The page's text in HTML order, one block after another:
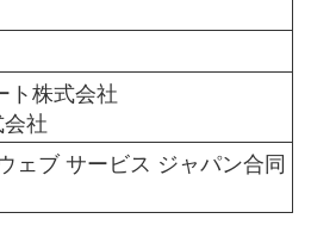
ト株式会社
社
ェブ サービス ジャパン合同